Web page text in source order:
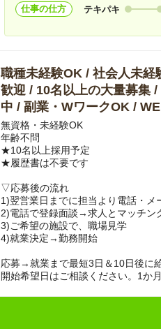
仕事の仕方 テキパキ
職種未経験OK / 社会人未
歓迎 / 10名以上の大量募集
中 / 副業・WワークOK /
無資格・未経験OK
年齢不問
★10名以上採用予定
★履歴書は不要です
▽応募後の流れ
1)翌営業日までに担当より電話・メ
2)電話で登録面談→求人とマッチン
3)ご希望の施設で、職場見学
4)就業決定→勤務開始
応募→就業まで最短3日＆10日後に
開始希望日はご相談ください。1か